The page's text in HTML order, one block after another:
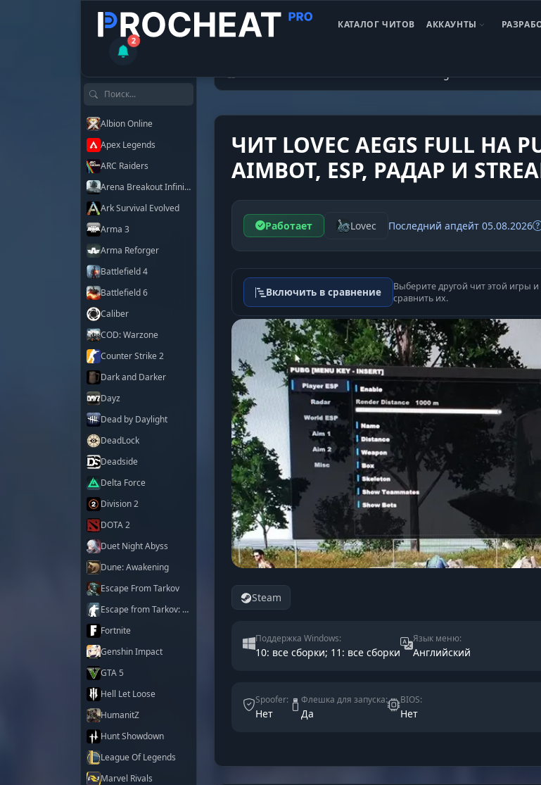
КАТАЛОГ ЧИТОВ АККАУНТЫ
2
Поиск по играм
Albion Online
Apex Legends
ARC Raiders
Arena Breakout Infinite
Ark Survival Evolved
Arma 3
Arma Reforger
Battlefield 4
Battlefield 6
Caliber
COD: Warzone
Counter Strike 2
Dark and Darker
Dayz
Dead by Daylight
DeadLock
Deadside
Delta Force
Division 2
DOTA 2
Duet Night Abyss
Dune: Awakening
Escape From Tarkov
Escape from Tarkov: Arena
Fortnite
Genshin Impact
GTA 5
Hell Let Loose
HumanitZ
Hunt Showdown
League Of Legends
Marvel Rivals
Читы PUBG: BATTLEGROUNDS Aegis FULL PUBG
ЧИТ LOVEC AEGIS FULL НА
AIMBOT, ESP, РАДАР И
Работает Lovec Последний апдейт 05.08.2026
Включить в сравнение
Выберите другой чит этой игры
сравнить их.
Steam
Поддержка Windows:
10: все сборки; 11: все сборки
Язык меню:
Английский
Spoofer:
Нет
Флешка для запуска:
Да
BIOS:
Нет